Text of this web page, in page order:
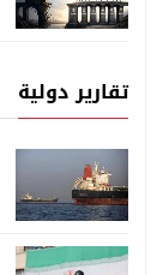
تقارير دولية